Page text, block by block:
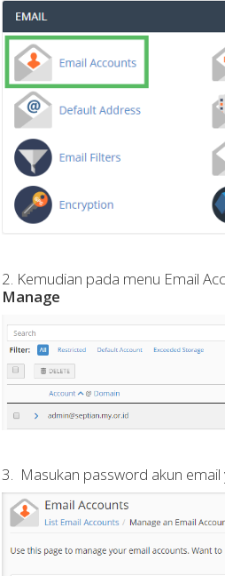
2. Kemudian pada menu Email
Manage
3. Masukan password akun email